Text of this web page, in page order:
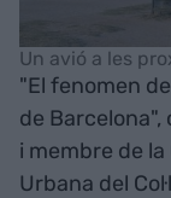
Un avió a les
"El fenomen
de Barcelona",
i membre de
Urbana del